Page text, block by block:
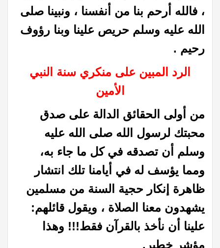
، فالله أرحم بنا من أنفسنا ، ونبينا صلى
الله عليه وسلم حريص علينا وبنا رؤوف
رحيم .
الرد المبين على منكري سنة النبي
الأمين
من أولى الحقائق الدالة على صدق
محبتك لرسول الله صلى الله عليه
وسلم أن تصدقه في كل ما جاء به،
ومما يؤسف له في أيامنا تلك انتشار
ظاهرة إنكار حجية السنة من مسلمين
يشهدون معنا الصلاة ، ويقول قائلهم:
علينا أن نأخذ بالقرآن فقط!!! وهذا
مؤشر خطير.